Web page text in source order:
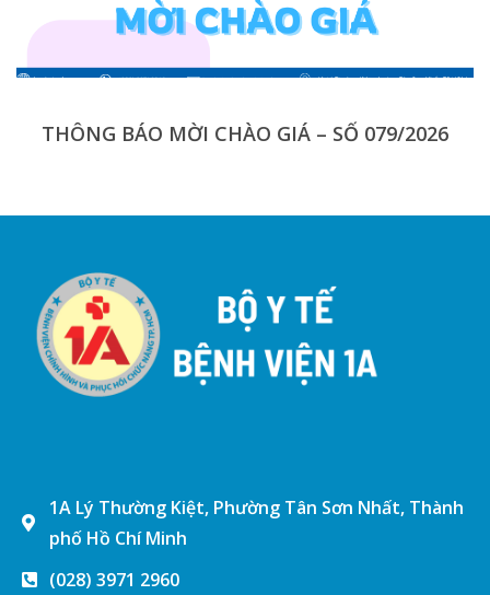
THÔNG BÁO MỜI CHÀO GIÁ – SỐ 079/2026
1A Lý Thường Kiệt, Phường Tân Sơn Nhất, Thành
phố Hồ Chí Minh
(028) 3971 2960